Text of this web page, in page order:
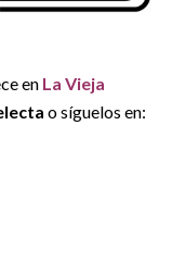
en La Vieja
o síguelos en: